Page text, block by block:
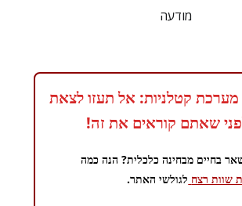
מודעה
מערכת קטלניות: אל תעזו לצאת
שאתם קוראים את זה!
בחיים מבחינה כלכלית? הנה כמה
שוות רצח לגולשי האתר.